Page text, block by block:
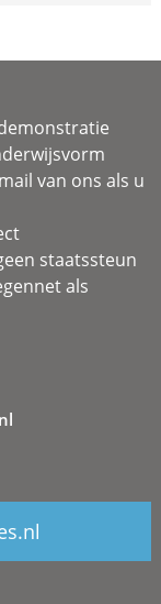
van ons als u
staatssteun
als